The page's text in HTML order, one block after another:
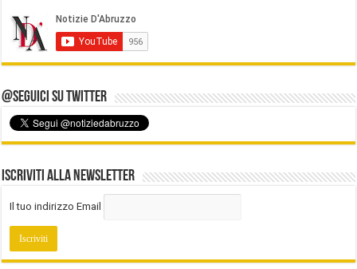
@Seguici su Twitter
Iscriviti alla Newsletter
Il tuo indirizzo Email